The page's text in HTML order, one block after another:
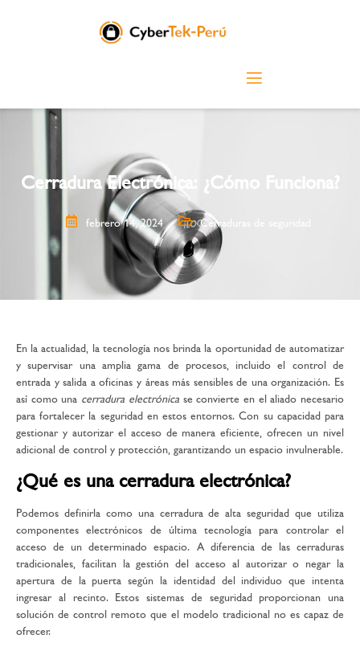
Cerradura Electrónica: ¿Cómo Funciona?
febrero 14, 2024 Cerraduras de seguridad
En la actualidad, la tecnología nos brinda la oportunidad de automatizar
y supervisar una amplia gama de procesos, incluido el control de
entrada y salida a oficinas y áreas más sensibles de una organización. Es
así como una cerradura electrónicase convierte en el aliado necesario
para fortalecer la seguridad en estos entornos. Con su capacidad para
gestionar y autorizar el acceso de manera eficiente, ofrecen un nivel
adicional de control y protección, garantizando un espacio invulnerable.
¿Qué es una cerradura electrónica?
Podemos definirla como una cerradura de alta seguridad que utiliza
componentes electrónicos de última tecnología para controlar el
acceso de un determinado espacio. A diferencia de las cerraduras
tradicionales, facilitan la gestión del acceso al autorizar o negar la
apertura de la puerta según la identidad del individuo que intenta
ingresar al recinto. Estos sistemas de seguridad proporcionan una
solución de control remoto que el modelo tradicional no es capaz de
ofrecer.